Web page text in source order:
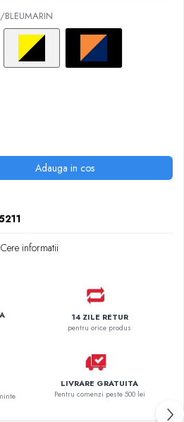
BLEUMARIN
Adauga in cos
Cere informatii
14 ZILE RETUR
pentru orice produs
LIVRARE GRATUITA
Pentru comenzi peste 500 lei